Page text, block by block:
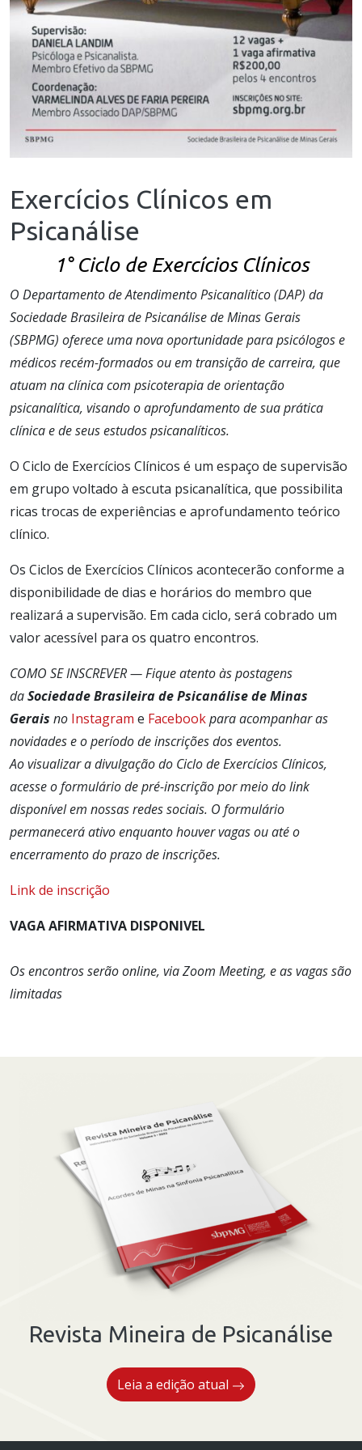
Exercícios Clínicos em
Psicanálise
1° Ciclo de Exercícios Clínicos
O Departamento de Atendimento Psicanalítico (DAP) da
Sociedade Brasileira de Psicanálise de Minas Gerais
(SBPMG) oferece uma nova oportunidade para psicólogos e
médicos recém-formados ou em transição de carreira, que
atuam na clínica com psicoterapia de orientação
psicanalítica, visando o aprofundamento de sua prática
clínica e de seus estudos psicanalíticos.
O Ciclo de Exercícios Clínicos é um espaço de supervisão
em grupo voltado à escuta psicanalítica, que possibilita
ricas trocas de experiências e aprofundamento teórico
clínico.
Os Ciclos de Exercícios Clínicos acontecerão conforme a
disponibilidade de dias e horários do membro que
realizará a supervisão. Em cada ciclo, será cobrado um
valor acessível para os quatro encontros.
COMO SE INSCREVER — Fique atento às postagens
daSociedade Brasileira de Psicanálise de Minas
Gerais no Instagram e Facebookpara acompanhar as
novidades e o período de inscrições dos eventos.
Ao visualizar a divulgação do Ciclo de Exercícios Clínicos,
acesse o formulário de pré-inscrição por meio do link
disponível em nossas redes sociais. O formulário
permanecerá ativo enquanto houver vagas ou até o
encerramento do prazo de inscrições.
Link de inscrição
VAGA AFIRMATIVA DISPONIVEL
Os encontros serão online, via Zoom Meeting, e as vagas são
limitadas
Revista Mineira de Psicanálise
Leia a edição atual